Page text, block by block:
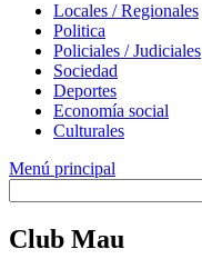
Locales / Regionales
Politica
Policiales / Judiciales
Sociedad
Deportes
Economía social
Culturales
Menú principal
Club Mau